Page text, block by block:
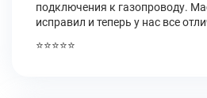
подключения к газопроводу.
исправил и теперь у нас все
⭐⭐⭐⭐⭐